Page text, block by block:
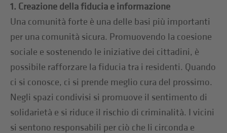
1. Creazione della fiducia e informazione
Una comunità forte è una delle basi più importanti
per una comunità sicura. Promuovendo la coesione
sociale e sostenendo le iniziative dei cittadini, è
possibile rafforzare la fiducia tra i residenti. Quando
ci si conosce, ci si prende meglio cura del prossimo.
Negli spazi condivisi si promuove il sentimento di
solidarietà e si riduce il rischio di criminalità. I vicini
si sentono responsabili per ciò che li circonda e